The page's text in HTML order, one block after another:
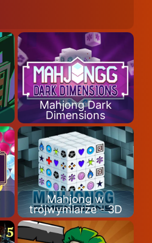
Mahjong Dark
Dimensions
Mahjong w
trójwymiarze - 3D